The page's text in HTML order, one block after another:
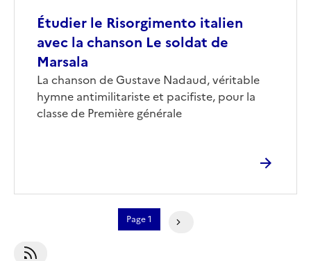
Étudier le Risorgimento italien
avec la chanson Le soldat de
Marsala
Corps
La chanson de Gustave Nadaud, véritable
hymne antimilitariste et pacifiste, pour la
classe de Première générale
Pagination
Page 1